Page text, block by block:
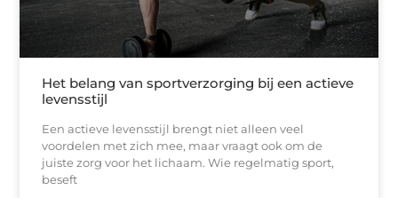
Het belang van sportverzorging bij een actieve
levensstijl
Een actieve levensstijl brengt niet alleen veel
voordelen met zich mee, maar vraagt ook om de
juiste zorg voor het lichaam. Wie regelmatig sport,
beseft